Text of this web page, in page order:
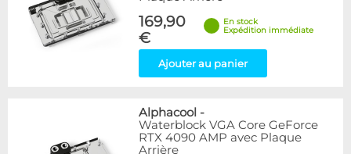
169,90
€
En stock
Expédition immédiate
Ajouter au panier
Alphacool -
Waterblock VGA Core GeForce
RTX 4090 AMP avec Plaque
Arrière